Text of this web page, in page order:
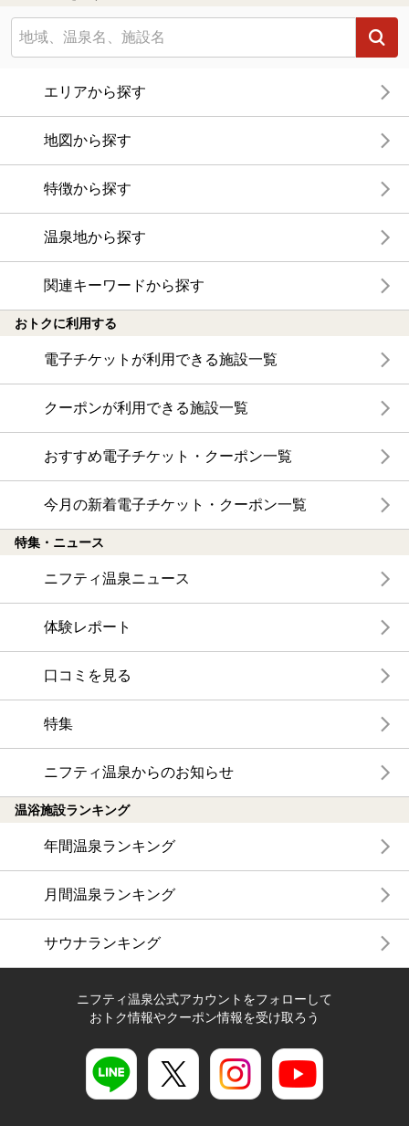
エリアから探す
地図から探す
特徴から探す
温泉地から探す
関連キーワードから探す
おトクに利用する
電子チケットが利用できる施設一覧
クーポンが利用できる施設一覧
おすすめ電子チケット・クーポン一覧
今月の新着電子チケット・クーポン一覧
特集・ニュース
ニフティ温泉ニュース
体験レポート
口コミを見る
特集
ニフティ温泉からのお知らせ
温浴施設ランキング
年間温泉ランキング
月間温泉ランキング
サウナランキング
ニフティ温泉公式アカウントをフォローして
おトク情報やクーポン情報を受け取ろう